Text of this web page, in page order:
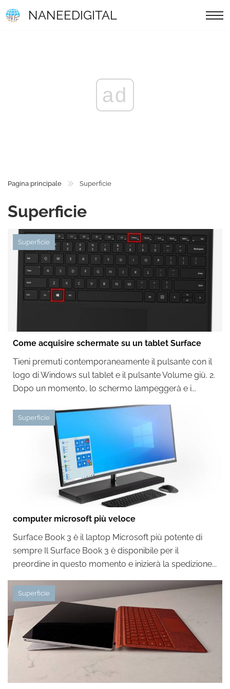
NANEEDIGITAL
ad
Pagina principale Superficie
Superficie
Superficie
Come acquisire schermate su un tablet Surface
Tieni premuti contemporaneamente il pulsante con il
logo di Windows sul tablet e il pulsante Volume giù. 2.
Dopo un momento, lo schermo lampeggerà e i...
Superficie
computer microsoft più veloce
Surface Book 3 è il laptop Microsoft più potente di
sempre Il Surface Book 3 è disponibile per il
preordine in questo momento e inizierà la spedizione...
Superficie